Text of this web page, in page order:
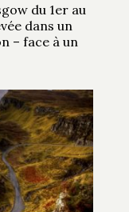
du 1er au
dans un
– face à un